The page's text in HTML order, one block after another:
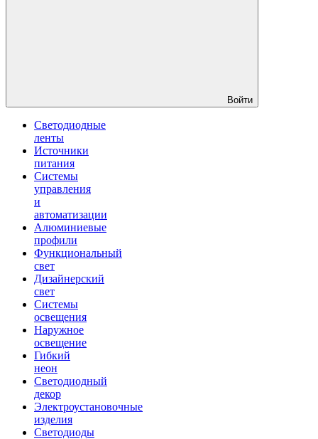
Войти
Светодиодные
ленты
Источники
питания
Системы
управления
и
автоматизации
Алюминиевые
профили
Функциональный
свет
Дизайнерский
свет
Системы
освещения
Наружное
освещение
Гибкий
неон
Светодиодный
декор
Электроустановочные
изделия
Светодиоды